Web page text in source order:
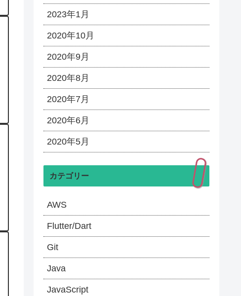
2023年1月
2020年10月
2020年9月
2020年8月
2020年7月
2020年6月
2020年5月
カテゴリー
AWS
Flutter/Dart
Git
Java
JavaScript